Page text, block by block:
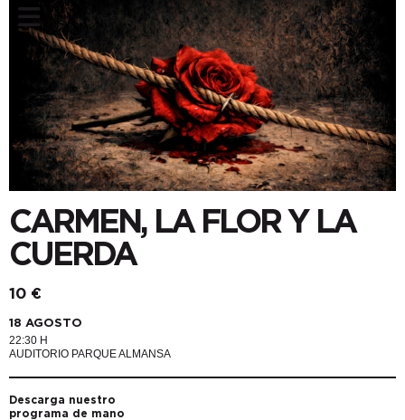
CARMEN, LA FLOR Y LA
CUERDA
10 €
18 AGOSTO
22:30 H
AUDITORIO PARQUE ALMANSA
Descarga nuestro
programa de mano